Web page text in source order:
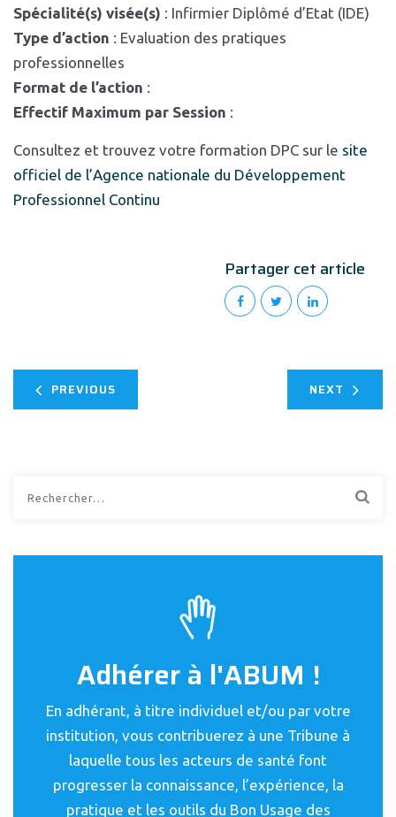
Spécialité(s) visée(s) : Infirmier Diplômé d’Etat (IDE)
Type d’action : Evaluation des pratiques
professionnelles
Format de l’action :
Effectif Maximum par Session :
Consultez et trouvez votre formation DPC sur le site
officiel de l’Agence nationale du Développement
Professionnel Continu
Partager cet article
PREVIOUS NEXT
Adhérer à l'ABUM !
En adhérant, à titre individuel et/ou par votre
institution, vous contribuerez à une Tribune à
laquelle tous les acteurs de santé font
progresser la connaissance, l’expérience, la
pratique et les outils du Bon Usage des